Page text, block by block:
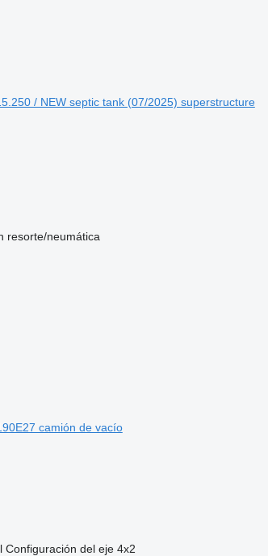
/ NEW septic tank (07/2025) superstructure
resorte/neumática
camión de vacío
Configuración del eje 4x2